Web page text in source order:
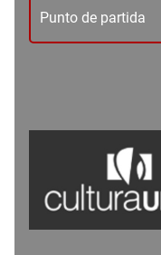
Punto de partida